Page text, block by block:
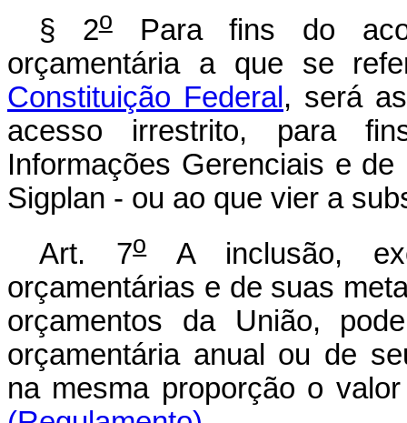
§ 2oPara fins do
orçamentária a que se
Constituição Federal , será
acesso irrestrito, para
Informações Gerenciais e
Sigplan - ou ao que vier a
Art. 7oA inclusão,
orçamentárias e de suas
orçamentos da União,
orçamentária anual ou de
na mesma proporção o